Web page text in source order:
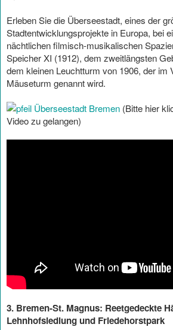
Erleben Sie die Überseestadt, eines der
Stadtentwicklungsprojekte in Europa, bei
nächtlichen filmisch-musikalischen
Speicher XI (1912), dem zweitlängsten
dem kleinen Leuchtturm von 1906, der im
Mäuseturm genannt wird.
Überseestadt Bremen (Bitte hier
Video zu gelangen)
3. Bremen-St. Magnus: Reetgedeckte
Lehnhofsiedlung und Friedehorstpark